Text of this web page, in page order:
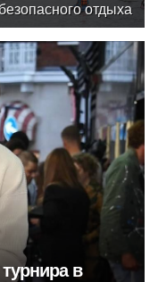
отдыха
спорта
в Москве
в